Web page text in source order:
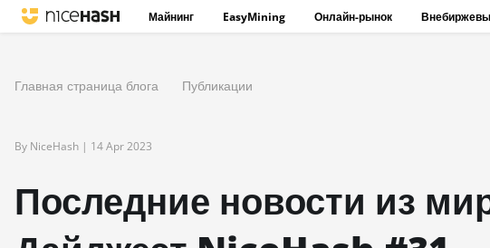
Майнинг EasyMining Онлайн-рынок
Главная страница блога Публикации
By NiceHash | 14 Apr 2023
Последние новости из